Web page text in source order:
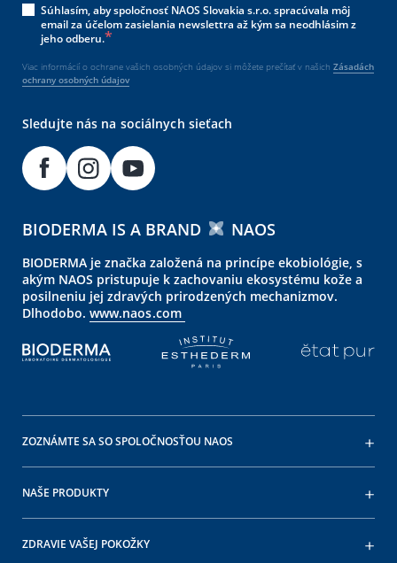
Súhlasím, aby spoločnosť NAOS Slovakia s.r.o. spracúvala môj
email za účelom zasielania newslettra až kým sa neodhlásim z
jeho odberu.
Viac informácií o ochrane vašich osobných údajov si môžete prečítať v našich Zásadách
ochrany osobných údajov
Sledujte nás na sociálnych sieťach
BIODERMA IS A BRAND NAOS
BIODERMA je značka založená na princípe ekobiológie, s
akým NAOS pristupuje k zachovaniu ekosystému kože a
posilneniu jej zdravých prirodzených mechanizmov.
Dlhodobo. www.naos.com
ZOZNÁMTE SA SO SPOLOČNOSŤOU NAOS
NAŠE PRODUKTY
ZDRAVIE VAŠEJ POKOŽKY